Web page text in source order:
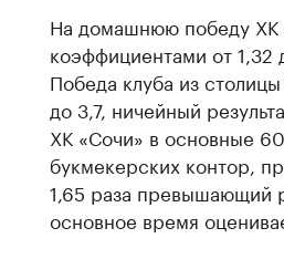
На домашнюю победу ХК
коэффициентами от 1,32
Победа клуба из
до 3,7, ничейный
ХК «Сочи» в основные
букмекерских контор,
1,65 раза превышающий
основное время